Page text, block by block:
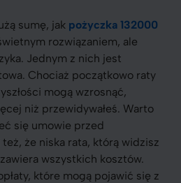
sumę, jak pożyczka 132000
rozwiązaniem, ale
Jednym z nich jest
Chociaż początkowo raty
mogą wzrosnąć,
niż przewidywałeś. Warto
się umowie przed
że niska rata, którą widzisz
wszystkich kosztów.
które mogą pojawić się z